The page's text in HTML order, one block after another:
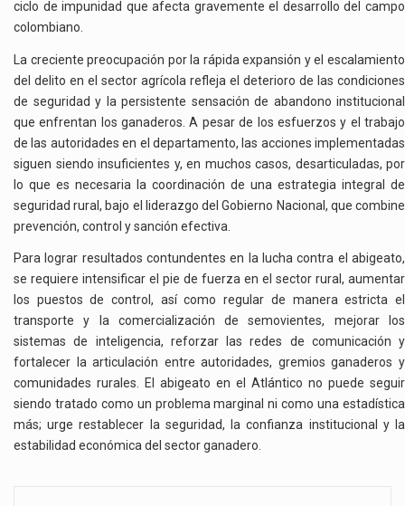
ciclo de impunidad que afecta gravemente el desarrollo del campo
colombiano.
La creciente preocupación por la rápida expansión y el escalamiento
del delito en el sector agrícola refleja el deterioro de las condiciones
de seguridad y la persistente sensación de abandono institucional
que enfrentan los ganaderos. A pesar de los esfuerzos y el trabajo
de las autoridades en el departamento, las acciones implementadas
siguen siendo insuficientes y, en muchos casos, desarticuladas, por
lo que es necesaria la coordinación de una estrategia integral de
seguridad rural, bajo el liderazgo del Gobierno Nacional, que combine
prevención, control y sanción efectiva.
Para lograr resultados contundentes en la lucha contra el abigeato,
se requiere intensificar el pie de fuerza en el sector rural, aumentar
los puestos de control, así como regular de manera estricta el
transporte y la comercialización de semovientes, mejorar los
sistemas de inteligencia, reforzar las redes de comunicación y
fortalecer la articulación entre autoridades, gremios ganaderos y
comunidades rurales. El abigeato en el Atlántico no puede seguir
siendo tratado como un problema marginal ni como una estadística
más; urge restablecer la seguridad, la confianza institucional y la
estabilidad económica del sector ganadero.